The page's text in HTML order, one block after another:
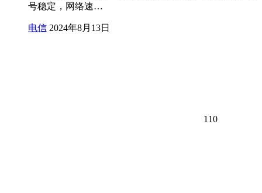
号稳定，网络速…
电信 2024年8月13日
110